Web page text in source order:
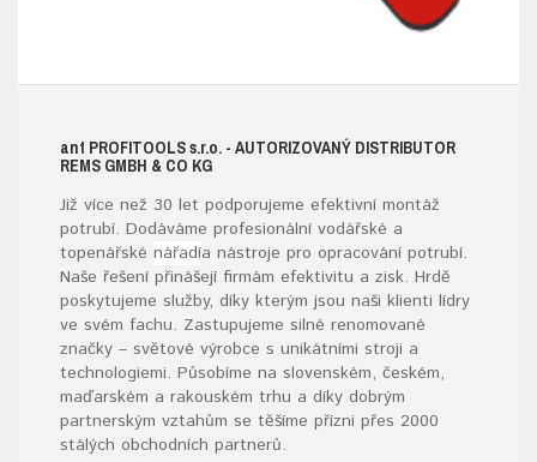
ant PROFITOOLSs.r.o. - AUTORIZOVANÝ DISTRIBUTOR
REMS GMBH & CO KG
Již více než 30 let podporujeme efektivní montáž
potrubí. Dodáváme profesionální vodářské a
topenářské nářadía nástroje pro opracování potrubí.
Naše řešení přinášejí firmám efektivitu a zisk. Hrdě
poskytujeme služby, díky kterým jsou naši klienti lídry
ve svém fachu. Zastupujeme silné renomované
značky – světové výrobce s unikátními stroji a
technologiemi. Působíme na slovenském, českém,
maďarském a rakouském trhu a díky dobrým
partnerským vztahům se těšíme přízni přes 2000
stálých obchodních partnerů.